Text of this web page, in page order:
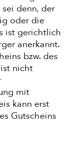
denn, der
oder die
ist gerichtlich
anerkannt.
bzw. des
nicht
mit
kann erst
Gutscheins